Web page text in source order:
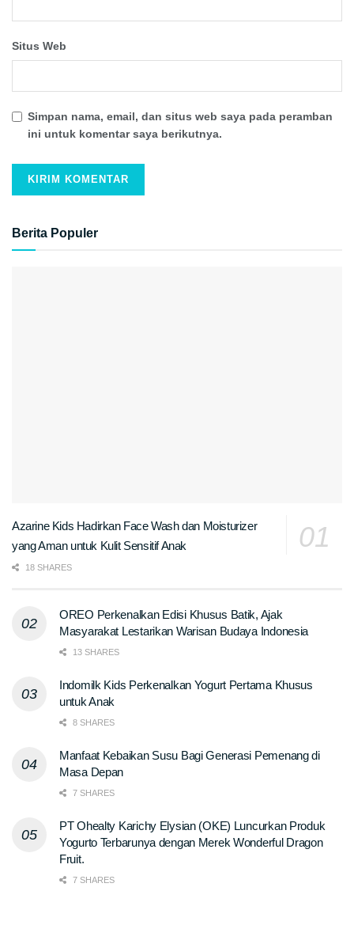
Situs Web
Simpan nama, email, dan situs web saya pada peramban
ini untuk komentar saya berikutnya.
Berita Populer
Azarine Kids Hadirkan Face Wash dan Moisturizer
yang Aman untuk Kulit Sensitif Anak
18 SHARES
OREO Perkenalkan Edisi Khusus Batik, Ajak
Masyarakat Lestarikan Warisan Budaya Indonesia
13 SHARES
Indomilk Kids Perkenalkan Yogurt Pertama Khusus
untuk Anak
8 SHARES
Manfaat Kebaikan Susu Bagi Generasi Pemenang di
Masa Depan
7 SHARES
PT Ohealty Karichy Elysian (OKE) Luncurkan Produk
Yogurto Terbarunya dengan Merek Wonderful Dragon
Fruit.
7 SHARES